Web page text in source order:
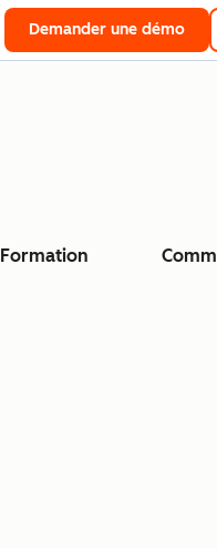
Demander une démo
Formation